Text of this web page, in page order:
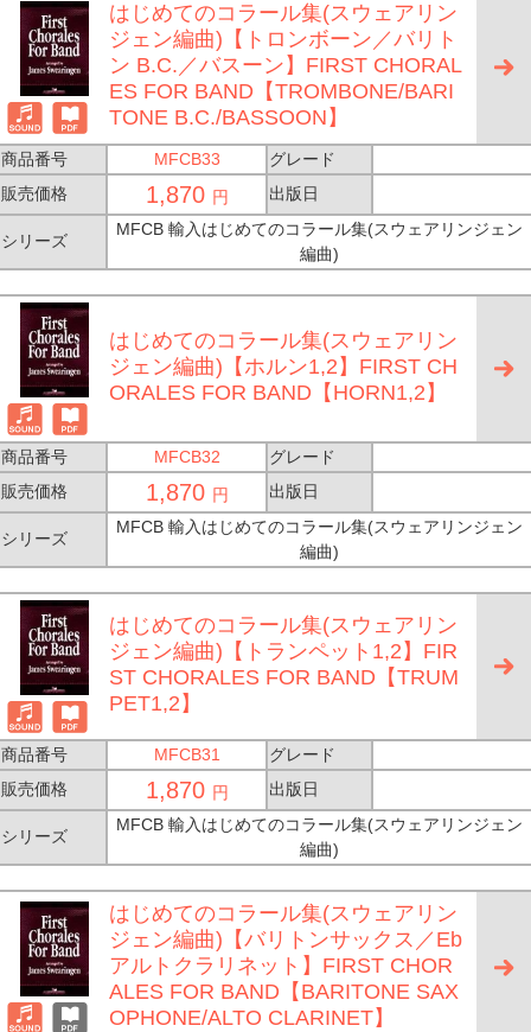
はじめてのコラール集(スウェアリン
ジェン編曲)【トロンボーン／バリト
ン B.C.／バスーン】FIRST CHORAL
ES FOR BAND【TROMBONE/BARI
TONE B.C./BASSOON】
商品番号 MFCB33
グレード
販売価格
1,870 円 出版日
シリーズ
MFCB 輸入はじめてのコラール集(スウェアリンジェン
編曲)
はじめてのコラール集(スウェアリン
ジェン編曲)【ホルン1,2】FIRST CH
ORALES FOR BAND【HORN1,2】
商品番号 MFCB32
グレード
販売価格
1,870 円 出版日
シリーズ
MFCB 輸入はじめてのコラール集(スウェアリンジェン
編曲)
はじめてのコラール集(スウェアリン
ジェン編曲)【トランペット1,2】FIR
ST CHORALES FOR BAND【TRUM
PET1,2】
商品番号 MFCB31
グレード
販売価格
1,870 円 出版日
シリーズ
MFCB 輸入はじめてのコラール集(スウェアリンジェン
編曲)
はじめてのコラール集(スウェアリン
ジェン編曲)【バリトンサックス／Eb
アルトクラリネット】FIRST CHOR
ALES FOR BAND【BARITONE SAX
OPHONE/ALTO CLARINET】